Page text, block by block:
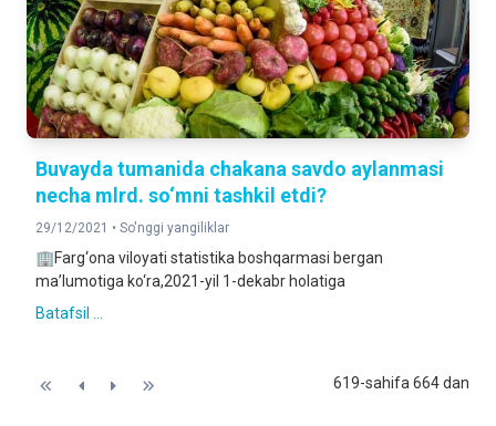
Buvayda tumanida chakana savdo aylanmasi
necha mlrd. so‘mni tashkil etdi?
29/12/2021 • So'nggi yangiliklar
🏢Farg‘ona viloyati statistika boshqarmasi bergan
ma’lumotiga ko‘ra,2021-yil 1-dekabr holatiga
Batafsil ...
619-sahifa 664 dan